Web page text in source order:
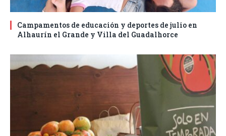
Campamentos de educación y deportes de julio en
Alhaurín el Grande y Villa del Guadalhorce